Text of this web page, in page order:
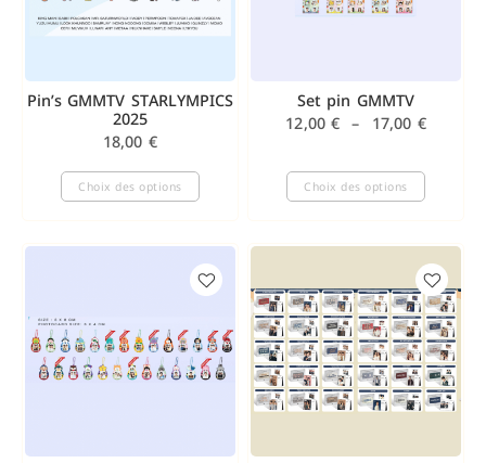
Pin’s GMMTV STARLYMPICS
2025
18,00 €
Choix des options
Set pin GMMTV
12,00€ – 17,00 €
Choix des options